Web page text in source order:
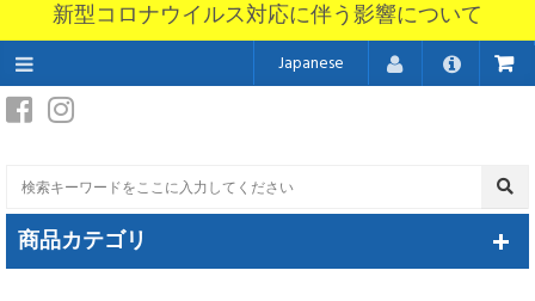
新型コロナウイルス対応に伴う影響について
Japanese
商品カテゴリ